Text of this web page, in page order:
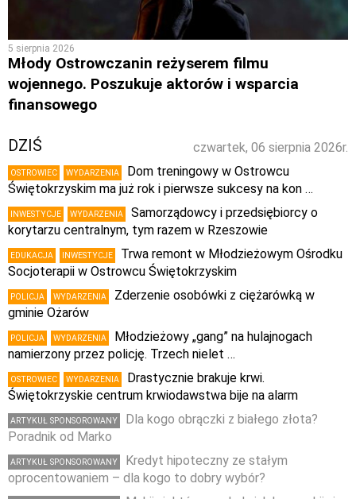
5 sierpnia 2026
Młody Ostrowczanin reżyserem filmu
wojennego. Poszukuje aktorów i wsparcia
finansowego
czwartek, 06 sierpnia 2026r.
DZIŚ
OSTROWIEC WYDARZENIA
Dom treningowy w Ostrowcu
Świętokrzyskim ma już rok i pierwsze sukcesy na kon …
INWESTYCJE WYDARZENIA
Samorządowcy i przedsiębiorcy o
korytarzu centralnym, tym razem w Rzeszowie
EDUKACJA INWESTYCJE
Trwa remont w Młodzieżowym Ośrodku
Socjoterapii w Ostrowcu Świętokrzyskim
POLICJA WYDARZENIA
Zderzenie osobówki z ciężarówką w
gminie Ożarów
POLICJA WYDARZENIA
Młodzieżowy „gang” na hulajnogach
namierzony przez policję. Trzech nielet …
OSTROWIEC WYDARZENIA
Drastycznie brakuje krwi.
Świętokrzyskie centrum krwiodawstwa bije na alarm
ARTYKUŁ SPONSOROWANY
Dla kogo obrączki z białego złota?
Poradnik od Marko
ARTYKUŁ SPONSOROWANY
Kredyt hipoteczny ze stałym
oprocentowaniem – dla kogo to dobry wybór?